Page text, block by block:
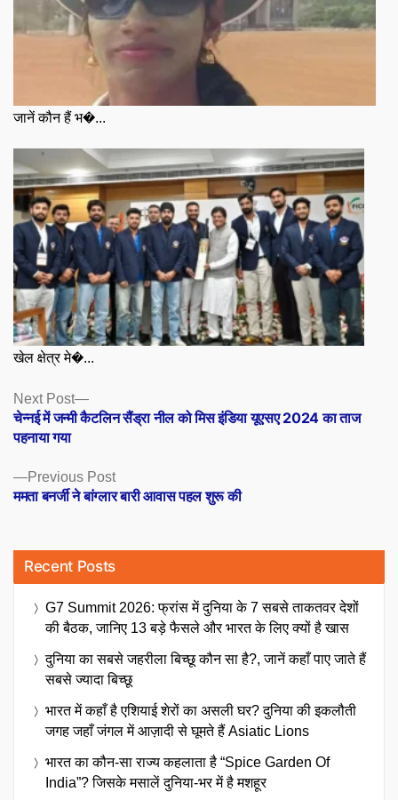
जानें कौन हैं भ�...
खेल क्षेत्र मे�...
Posts
navigation
Previous PostPrevious
post:
ममता बनर्जी ने बांग्लार बारी आवास पहल शुरू की
Next Post
Next
post:
चेन्नई में जन्मी कैटलिन सैंड्रा नील को मिस इंडिया यूएसए 2024 का ताज
पहनाया गया
Recent Posts
G7 Summit 2026: फ्रांस में दुनिया के 7 सबसे ताकतवर देशों
की बैठक, जानिए 13 बड़े फैसले और भारत के लिए क्यों है खास
दुनिया का सबसे जहरीला बिच्छू कौन सा है?, जानें कहाँ पाए जाते हैं
सबसे ज्यादा बिच्छू
भारत में कहाँ है एशियाई शेरों का असली घर? दुनिया की इकलौती
जगह जहाँ जंगल में आज़ादी से घूमते हैं Asiatic Lions
भारत का कौन-सा राज्य कहलाता है “Spice Garden Of
India”? जिसके मसालें दुनिया-भर में है मशहूर